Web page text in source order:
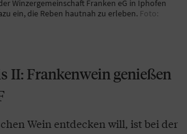
Winzergemeinschaft Franken eG in Iphofen
ein, die Reben hautnah zu erleben. Foto:
II: Frankenwein genießen
Wein entdecken will, ist bei der